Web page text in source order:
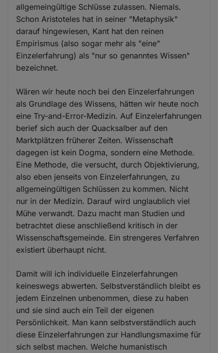
allgemeingültige Schlüsse zulassen. Niemals.
Schon Aristoteles hat in seiner "Metaphysik"
darauf hingewiesen, Kant hat den reinen
Empirismus (also sogar mehr als "eine"
Einzelerfahrung) als "nur so genanntes Wissen"
bezeichnet.
Wären wir heute noch bei den Einzelerfahrungen
als Grundlage des Wissens, hätten wir heute noch
eine Try-and-Error-Medizin. Auf Einzelerfahrungen
berief sich auch der Quacksalber auf den
Marktplätzen früherer Zeiten. Wissenschaft
dagegen ist kein Dogma, sondern eine Methode.
Eine Methode, die versucht, durch Objektivierung,
also eben jenseits von Einzelerfahrungen, zu
allgemeingültigen Schlüssen zu kommen. Nicht
nur in der Medizin. Darauf wird unglaublich viel
Mühe verwandt. Dazu macht man Studien und
betrachtet diese anschließend kritisch in der
Wissenschaftsgemeinde. Ein strengeres Verfahren
existiert überhaupt nicht.
Damit will ich individuelle Einzelerfahrungen
keineswegs abwerten. Selbstverständlich bleibt es
jedem Einzelnen unbenommen, diese zu haben
und sie sind auch ein Teil der eigenen
Persönlichkeit. Man kann selbstverständlich auch
diese Einzelerfahrungen zur Handlungsmaxime für
sich selbst machen. Welche humanistisch